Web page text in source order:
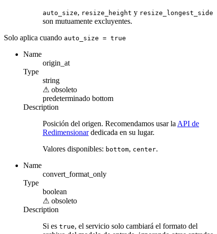
auto_size, resize_height y resize_longest_side
son mutuamente excluyentes.
Solo aplica cuando auto_size = true
Name
origin_at
Type
string
⚠ obsoleto
predeterminado bottom
Description
Posición del origen. Recomendamos usar la API de
Redimensionardedicada en su lugar.
Valores disponibles: bottom, center.
Name
convert_format_only
Type
boolean
⚠ obsoleto
Description
Si es true, el servicio solo cambiará el formato del